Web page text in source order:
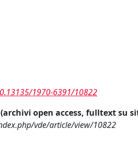
1970-6391/10822
open access, fulltext su
vde/article/view/10822